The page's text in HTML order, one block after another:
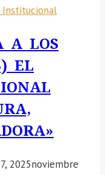
Institucional
A LOS
EL
2025noviembre